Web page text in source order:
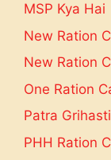
MSP Kya Hai
New Ration
New Ration
One Ration
Patra
PHH Ration